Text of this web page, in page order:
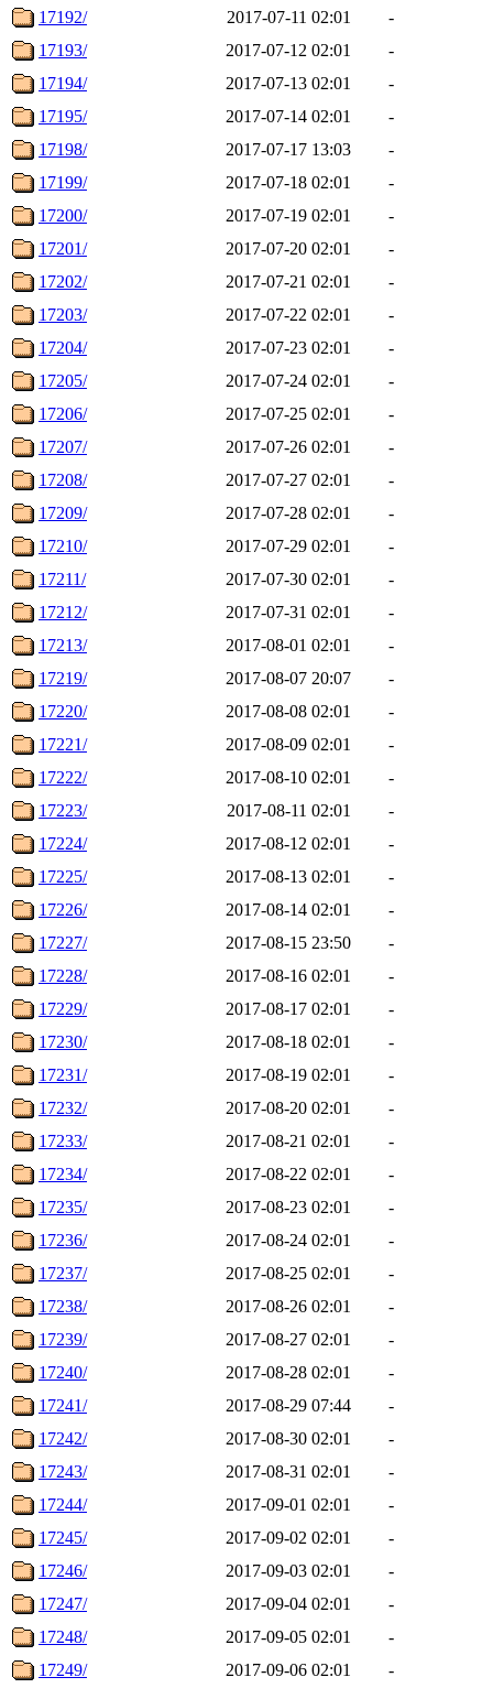
17192/
2017-07-11 02:01
-
17193/
2017-07-12 02:01
-
17194/
2017-07-13 02:01
-
17195/
2017-07-14 02:01
-
17198/
2017-07-17 13:03
-
17199/
2017-07-18 02:01
-
17200/
2017-07-19 02:01
-
17201/
2017-07-20 02:01
-
17202/
2017-07-21 02:01
-
17203/
2017-07-22 02:01
-
17204/
2017-07-23 02:01
-
17205/
2017-07-24 02:01
-
17206/
2017-07-25 02:01
-
17207/
2017-07-26 02:01
-
17208/
2017-07-27 02:01
-
17209/
2017-07-28 02:01
-
17210/
2017-07-29 02:01
-
17211/
2017-07-30 02:01
-
17212/
2017-07-31 02:01
-
17213/
2017-08-01 02:01
-
17219/
2017-08-07 20:07
-
17220/
2017-08-08 02:01
-
17221/
2017-08-09 02:01
-
17222/
2017-08-10 02:01
-
17223/
2017-08-11 02:01
-
17224/
2017-08-12 02:01
-
17225/
2017-08-13 02:01
-
17226/
2017-08-14 02:01
-
17227/
2017-08-15 23:50
-
17228/
2017-08-16 02:01
-
17229/
2017-08-17 02:01
-
17230/
2017-08-18 02:01
-
17231/
2017-08-19 02:01
-
17232/
2017-08-20 02:01
-
17233/
2017-08-21 02:01
-
17234/
2017-08-22 02:01
-
17235/
2017-08-23 02:01
-
17236/
2017-08-24 02:01
-
17237/
2017-08-25 02:01
-
17238/
2017-08-26 02:01
-
17239/
2017-08-27 02:01
-
17240/
2017-08-28 02:01
-
17241/
2017-08-29 07:44
-
17242/
2017-08-30 02:01
-
17243/
2017-08-31 02:01
-
17244/
2017-09-01 02:01
-
17245/
2017-09-02 02:01
-
17246/
2017-09-03 02:01
-
17247/
2017-09-04 02:01
-
17248/
2017-09-05 02:01
-
17249/
2017-09-06 02:01
-